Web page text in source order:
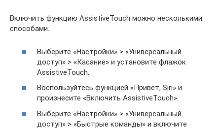
Включить функцию AssistiveTouch можно несколькими
способами.
Выберите «Настройки» > «Универсальный
доступ» > «Касание» и установите флажок
AssistiveTouch.
Воспользуйтесь функцией «Привет, Siri» и
произнесите «Включить AssistiveTouch».
Выберите «Настройки» > «Универсальный
доступ» > «Быстрые команды» и включите